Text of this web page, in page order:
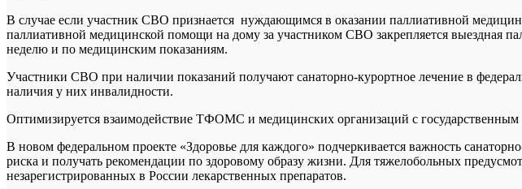
В случае если участник СВО признается нуждающимся в оказании паллиативной
паллиативной медицинской помощи на дому за участником СВО закрепляется выездная
неделю и по медицинским показаниям.
Участники СВО при наличии показаний получают санаторно-курортное лечение в
наличия у них инвалидности.
Оптимизируется взаимодействие ТФОМС и медицинских организаций с
В новом федеральном проекте «Здоровье для каждого» подчеркивается важность
риска и получать рекомендации по здоровому образу жизни. Для тяжелобольных
незарегистрированных в России лекарственных препаратов.